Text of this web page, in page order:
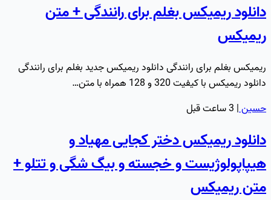
دانلود ریمیکس بغلم برای رانندگی + متن
ریمیکس
ریمیکس بغلم برای رانندگی دانلود ریمیکس جدید بغلم برای رانندگی
دانلود ریمیکس با کیفیت 320 و 128 همراه با متن…
حسین| 3 ساعت قبل
دانلود ریمیکس دختر کجایی مهیاد و
هیپاپولوژیست و خجسته و بیگ شگی و تتلو +
متن ریمیکس